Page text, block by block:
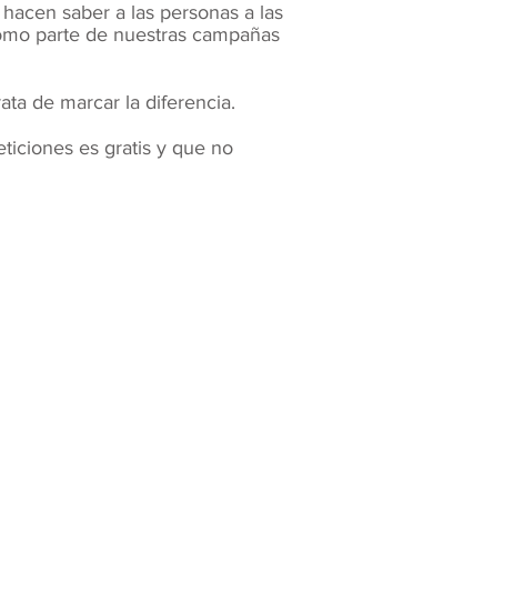
saber a las personas a las
parte de nuestras campañas
de marcar la diferencia.
es gratis y que no